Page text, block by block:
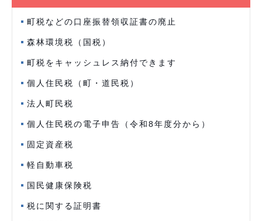
町税などの口座振替領収証書の廃止
森林環境税（国税）
町税をキャッシュレス納付できます
個人住民税（町・道民税）
法人町民税
個人住民税の電子申告（令和8年度分から）
固定資産税
軽自動車税
国民健康保険税
税に関する証明書